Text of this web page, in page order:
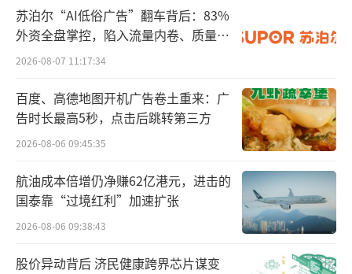
确定性中构建起动态稳定的确定性。
市场深耕，从渠道压货到消费者运营的范
式转移
如果说高分红是稳定资本市场的“压舱
石”，那么对消费者端的深度运营，则是头部
酒企寻找新增量的“发动机”。本轮股东会
上，头部酒企都在强调“全面向C”或“以消费
者为中心”，但深入观察各家打法，贯穿产
品、渠道、品牌的变革路径已然清晰。
苏泊尔“AI低俗广告”翻车背后：83%
外资全盘掌控，陷入流量内卷、质量频
发的负循环
2026-08-07 11:17:34
百度、高德地图开机广告卷土重来：广
告时长最高5秒，点击后跳转第三方
2026-08-06 09:45:35
航油成本倍增仍净赚62亿港元，进击的
国泰靠“过境红利”加速扩张
2026-08-06 09:38:43
股价异动背后 济民健康跨界芯片谋变